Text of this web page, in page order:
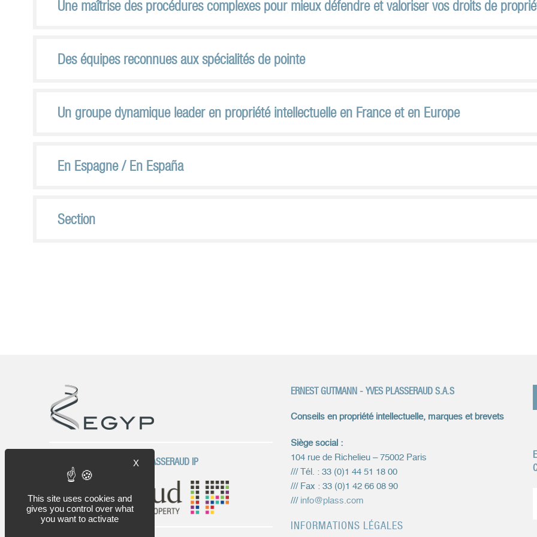
Une maîtrise des procédures complexes pour mieux défendre et valoriser vos droits de
Des équipes reconnues aux spécialités de pointe
Un groupe dynamique leader en propriété intellectuelle en France et en Europe
En Espagne / En España
Section
UNE SOCIÉTÉ DU GROUPE PLASSERAUD IP
ERNEST GUTMANN - YVES PLASSERAUD S.A.S
Conseils en propriété intellectuelle, marques et brevets
Siège social :
104 rue de Richelieu – 75002 Paris
/// Tél. : 33 (0)1 44 51 18 00
/// Fax : 33 (0)1 42 66 08 90
/// info@plass.com
INFORMATIONS LÉGALES
X
This site uses cookies and
gives you control over what
you want to activate